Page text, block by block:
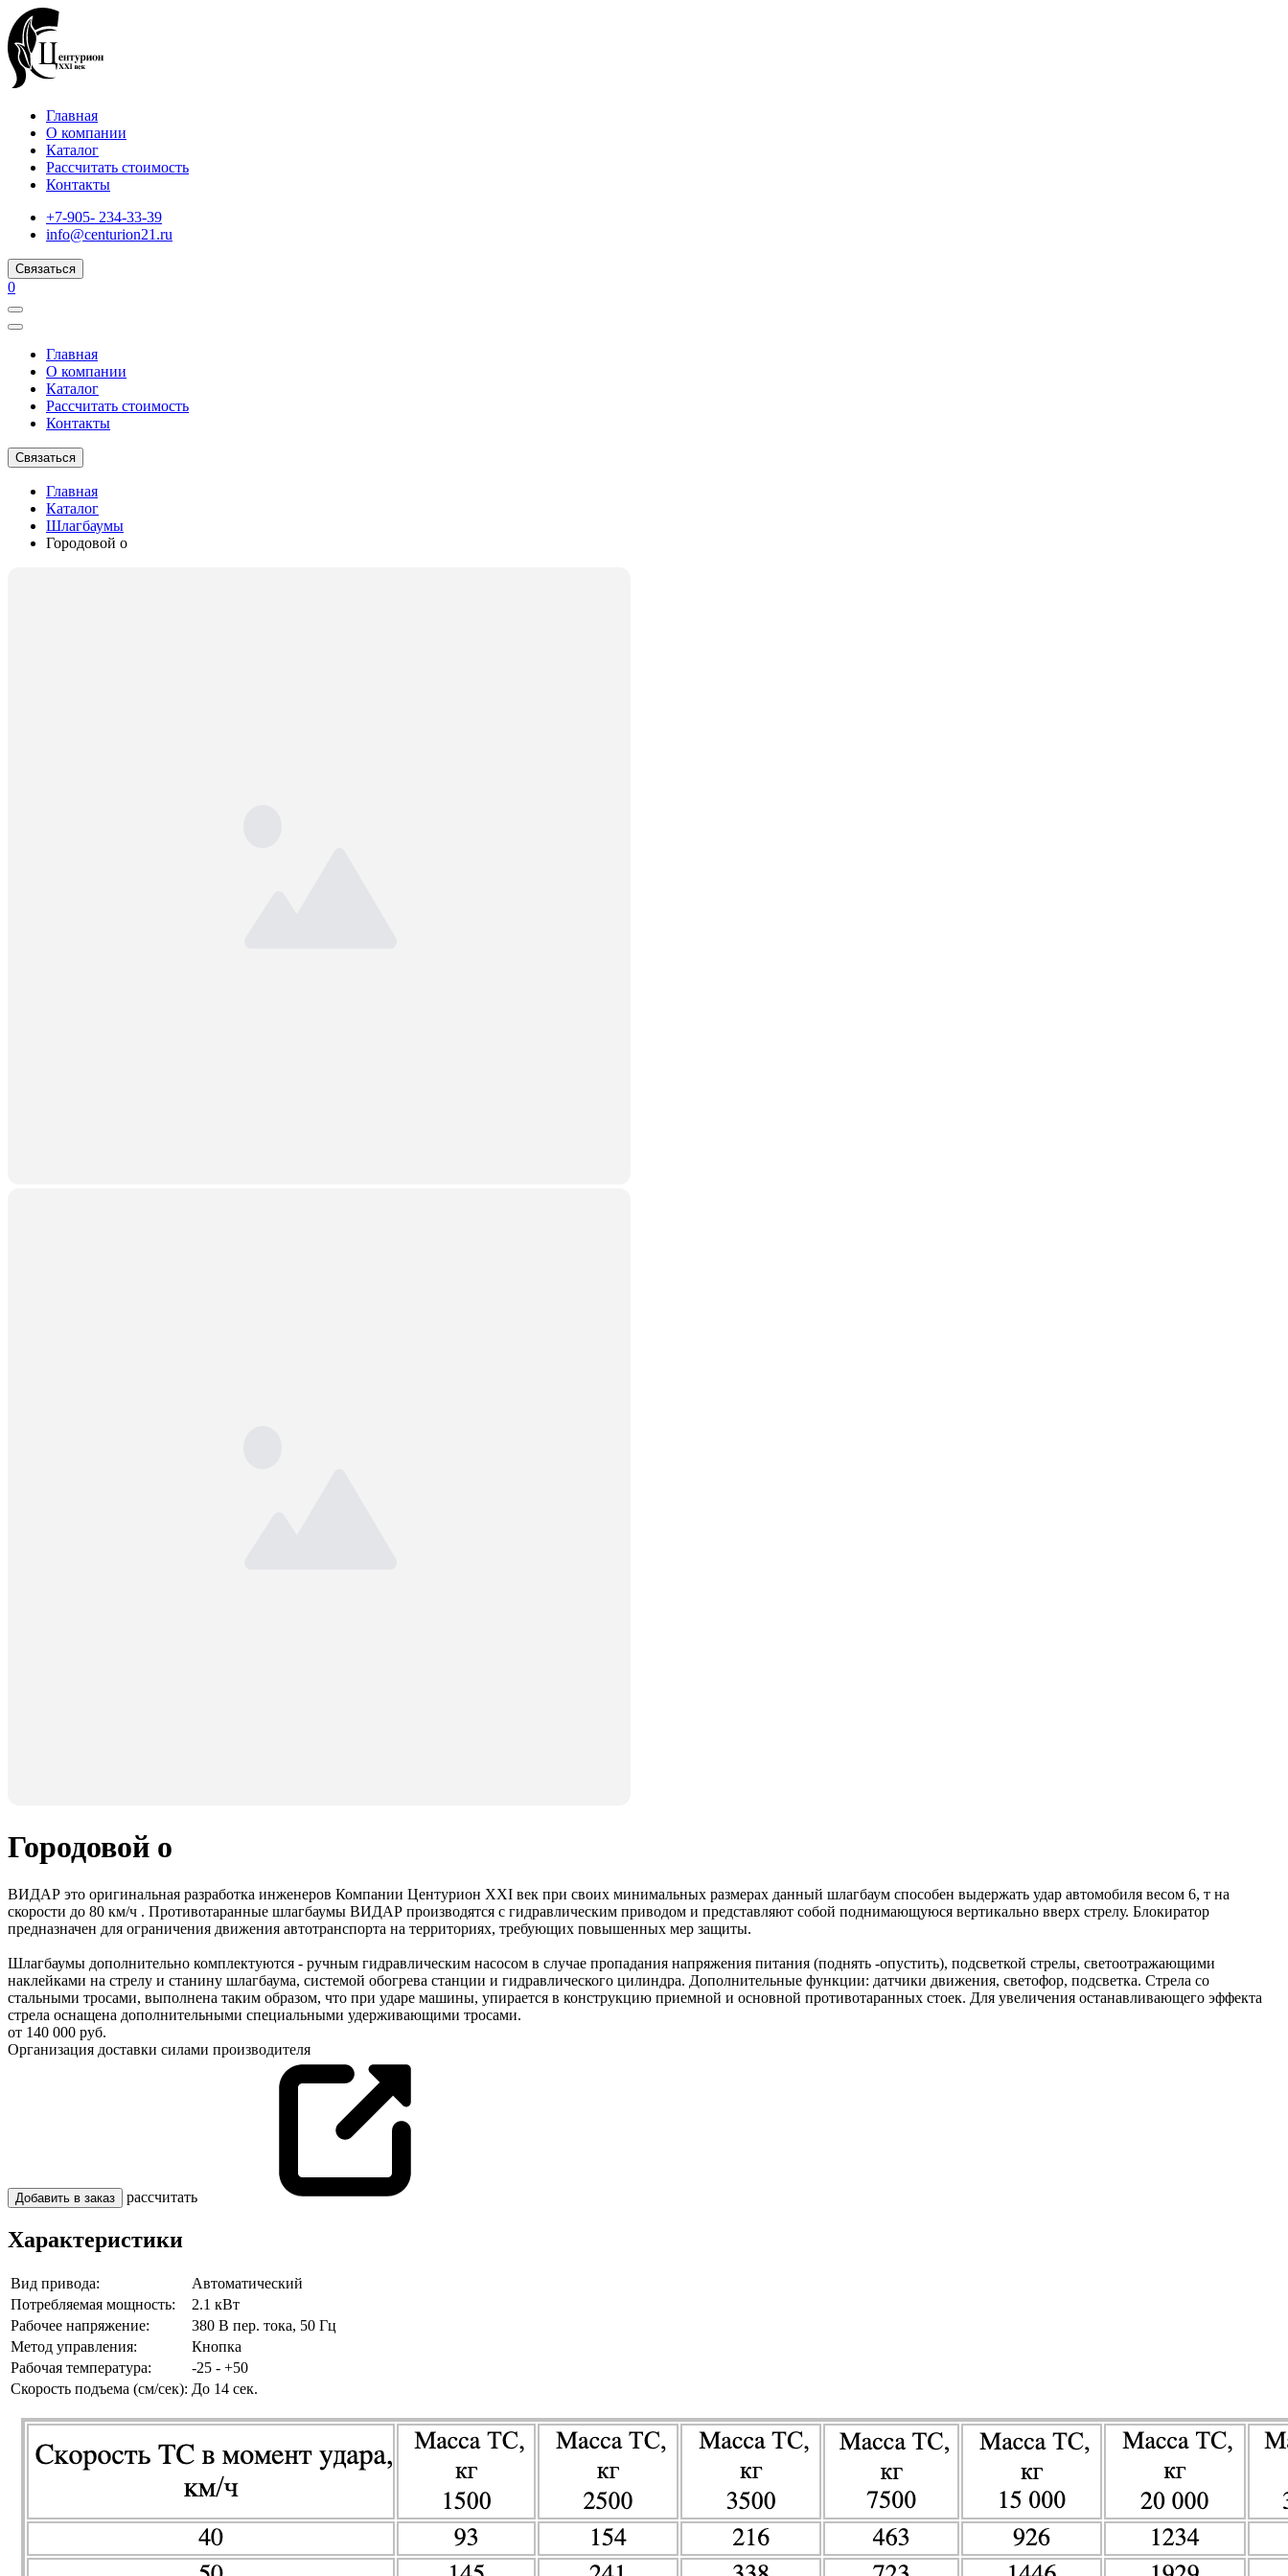
Главная
О компании
Каталог
Рассчитать стоимость
Контакты
+7-905- 234-33-39
info@centurion21.ru
Связаться
0
Главная
О компании
Каталог
Рассчитать стоимость
Контакты
Связаться
Главная
Каталог
Шлагбаумы
Городовой о
Городовой о
ВИДАР это оригинальная разработка инженеров Компании Центурион XXI век при своих минимальных размерах данный шлагбаум способен выдержать удар автомобиля весом 6, т на
скорости до 80 км/ч . Противотаранные шлагбаумы ВИДАР производятся с гидравлическим приводом и представляют собой поднимающуюся вертикально вверх стрелу. Блокиратор
предназначен для ограничения движения автотранспорта на территориях, требующих повышенных мер защиты.
Шлагбаумы дополнительно комплектуются - ручным гидравлическим насосом в случае пропадания напряжения питания (поднять -опустить), подсветкой стрелы, светоотражающими
наклейками на стрелу и станину шлагбаума, системой обогрева станции и гидравлического цилиндра. Дополнительные функции: датчики движения, светофор, подсветка. Стрела со
стальными тросами, выполнена таким образом, что при ударе машины, упирается в конструкцию приемной и основной противотаранных стоек. Для увеличения останавливающего эффекта
стрела оснащена дополнительными специальными удерживающими тросами.
от 140 000 руб.
Организация доставки силами производителя
Добавить в заказ рассчитать
Характеристики
Вид привода:
Автоматический
Потребляемая мощность:
2.1 кВт
Рабочее напряжение:
380 В пер. тока, 50 Гц
Метод управления:
Кнопка
Рабочая температура:
-25 - +50
Скорость подъема (см/сек): До 14 сек.